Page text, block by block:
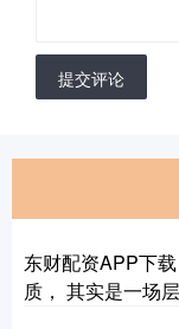
提交评论
东财配资APP下
质， 其实是一场